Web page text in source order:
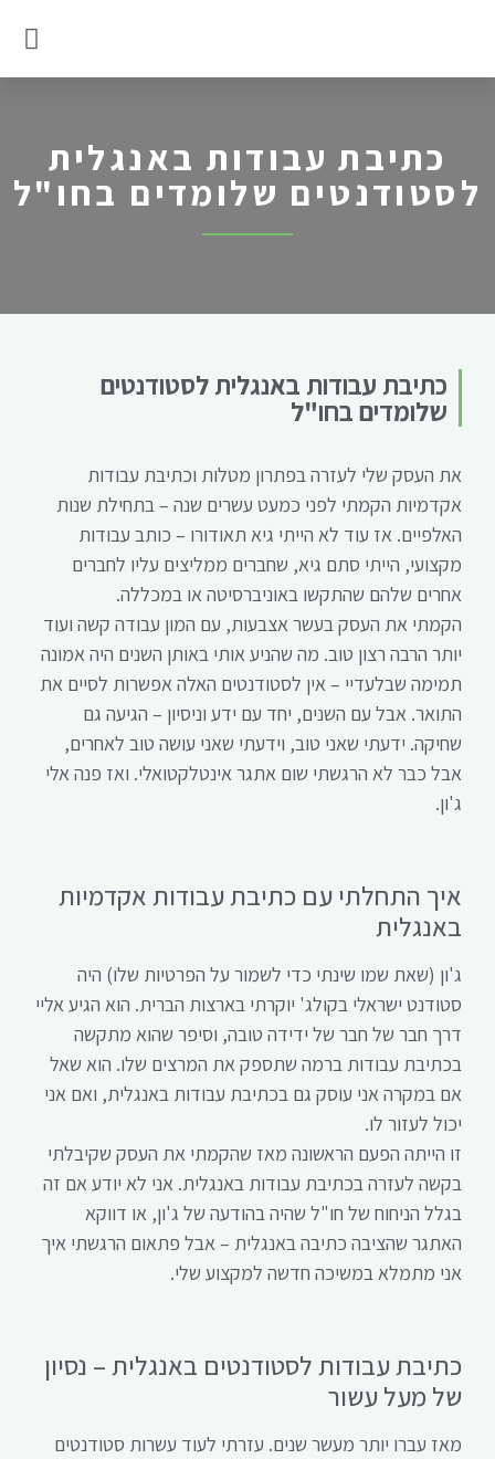
כתיבת עבודות באנגלית
לסטודנטים שלומדים בחו"ל
כתיבת עבודות באנגלית לסטודנטים
שלומדים בחו"ל
את העסק שלי לעזרה בפתרון מטלות וכתיבת עבודות
אקדמיות הקמתי לפני כמעט עשרים שנה – בתחילת שנות
האלפיים. אז עוד לא הייתי גיא תאודורו – כותב עבודות
מקצועי, הייתי סתם גיא, שחברים ממליצים עליו לחברים
אחרים שלהם שהתקשו באוניברסיטה או במכללה.
הקמתי את העסק בעשר אצבעות, עם המון עבודה קשה ועוד
יותר הרבה רצון טוב. מה שהניע אותי באותן השנים היה אמונה
תמימה שבלעדיי – אין לסטודנטים האלה אפשרות לסיים את
התואר. אבל עם השנים, יחד עם ידע וניסיון – הגיעה גם
שחיקה. ידעתי שאני טוב, וידעתי שאני עושה טוב לאחרים,
אבל כבר לא הרגשתי שום אתגר אינטלקטואלי. ואז פנה אלי
ג'ון.
איך התחלתי עם כתיבת עבודות אקדמיות
באנגלית
ג'ון (שאת שמו שינתי כדי לשמור על הפרטיות שלו) היה
סטודנט ישראלי בקולג' יוקרתי בארצות הברית. הוא הגיע אליי
דרך חבר של חבר של ידידה טובה, וסיפר שהוא מתקשה
בכתיבת עבודות ברמה שתספק את המרצים שלו. הוא שאל
אם במקרה אני עוסק גם בכתיבת עבודות באנגלית, ואם אני
יכול לעזור לו.
זו הייתה הפעם הראשונה מאז שהקמתי את העסק שקיבלתי
בקשה לעזרה בכתיבת עבודות באנגלית. אני לא יודע אם זה
בגלל הניחוח של חו"ל שהיה בהודעה של ג'ון, או דווקא
האתגר שהציבה כתיבה באנגלית – אבל פתאום הרגשתי איך
אני מתמלא במשיכה חדשה למקצוע שלי.
כתיבת עבודות לסטודנטים באנגלית – נסיון
של מעל עשור
מאז עברו יותר מעשר שנים. עזרתי לעוד עשרות סטודנטים